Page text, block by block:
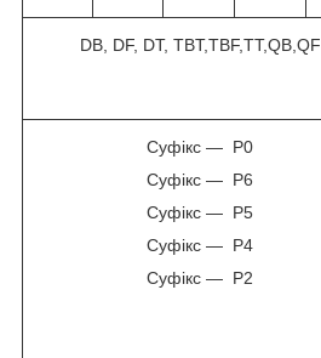
DB, DF, DT, TBT,TBF,TT,QB,QF
Суфікс — P0
Суфікс — P6
Суфікс — P5
Суфікс — P4
Суфікс — P2